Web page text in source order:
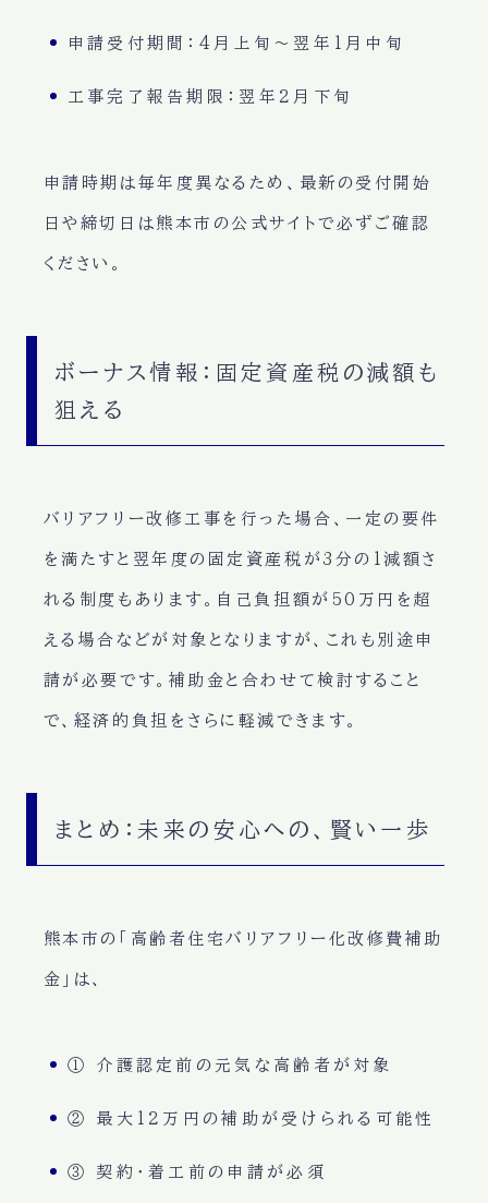
申請受付期間：4月上旬〜翌年1月中旬
工事完了報告期限：翌年2月下旬
申請時期は毎年度異なるため、最新の受付開始
日や締切日は熊本市の公式サイトで必ずご確認
ください。
ボーナス情報：固定資産税の減額も
狙える
バリアフリー改修工事を行った場合、一定の要件
を満たすと翌年度の固定資産税が3分の1減額さ
れる制度もあります。自己負担額が50万円を超
える場合などが対象となりますが、これも別途申
請が必要です。補助金と合わせて検討すること
で、経済的負担をさらに軽減できます。
まとめ：未来の安心への、賢い一歩
熊本市の「高齢者住宅バリアフリー化改修費補助
金」は、
① 介護認定前の元気な高齢者が対象
② 最大12万円の補助が受けられる可能性
③ 契約・着工前の申請が必須